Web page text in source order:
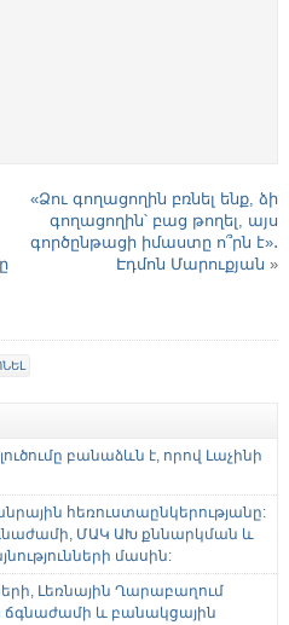
«Ձու գողացողին բռնել ենք, ձի
գողացողին՝ բաց թողել, այս
գործընթացի իմաստը ո՞րն է»․
Էդմոն Մարուքյան »
բանաձևն է, որով Լաչինի
հեռուստաընկերությանը:
ՄԱԿ ԱԽ քննարկման և
մասին:
Լեռնային Ղարաբաղում
և բանակցային